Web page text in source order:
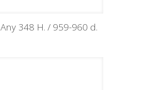
Any 348 H. / 959-960 d.